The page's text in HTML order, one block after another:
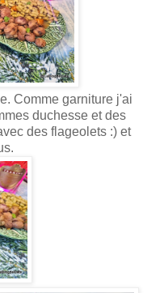
Comme garniture j'ai
duchesse et des
des flageolets :) et